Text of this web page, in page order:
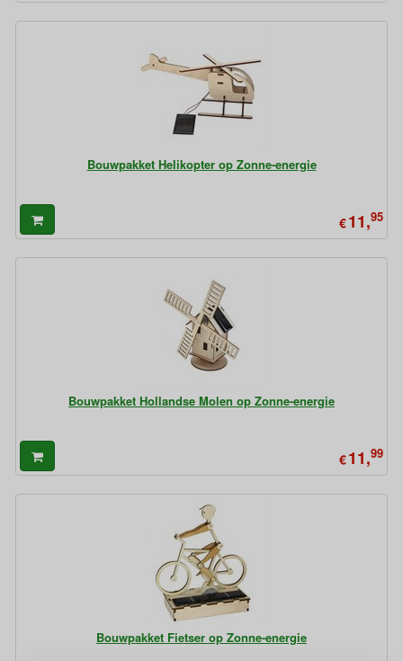
Bouwpakket Helikopter op Zonne-energie
€11,95
Bouwpakket Hollandse Molen op Zonne-energie
€11,99
Bouwpakket Fietser op Zonne-energie